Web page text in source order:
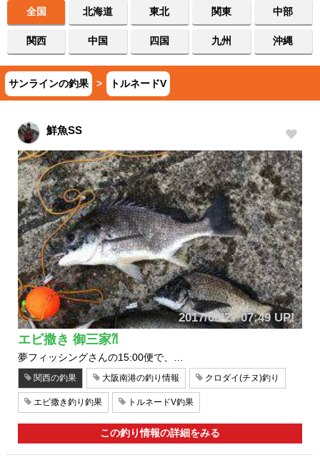
全国 北海道 東北 関東 中部
関西 中国 四国 九州 沖縄
サンラインの釣果 > トルネードV
鮮魚SS
2017/06/27 07:49 UP!
エビ撒き 御三家⁈
夢フィッシングさんの15:00便で、…
関西の釣果 大阪南港の釣り情報 クロダイ(チヌ)釣り
エビ撒き釣り釣果 トルネードV釣果
この釣り情報の詳細をみる